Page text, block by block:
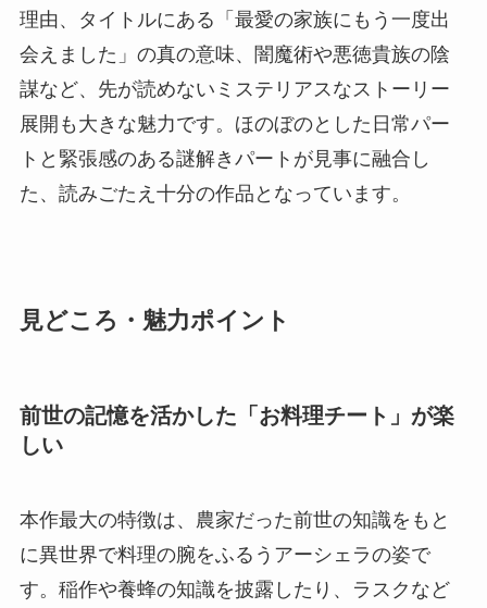
理由、タイトルにある「最愛の家族にもう一度出
会えました」の真の意味、闇魔術や悪徳貴族の陰
謀など、先が読めないミステリアスなストーリー
展開も大きな魅力です。ほのぼのとした日常パー
トと緊張感のある謎解きパートが見事に融合し
た、読みごたえ十分の作品となっています。
見どころ・魅力ポイント
前世の記憶を活かした「お料理チート」が楽
しい
本作最大の特徴は、農家だった前世の知識をもと
に異世界で料理の腕をふるうアーシェラの姿で
す。稲作や養蜂の知識を披露したり、ラスクなど